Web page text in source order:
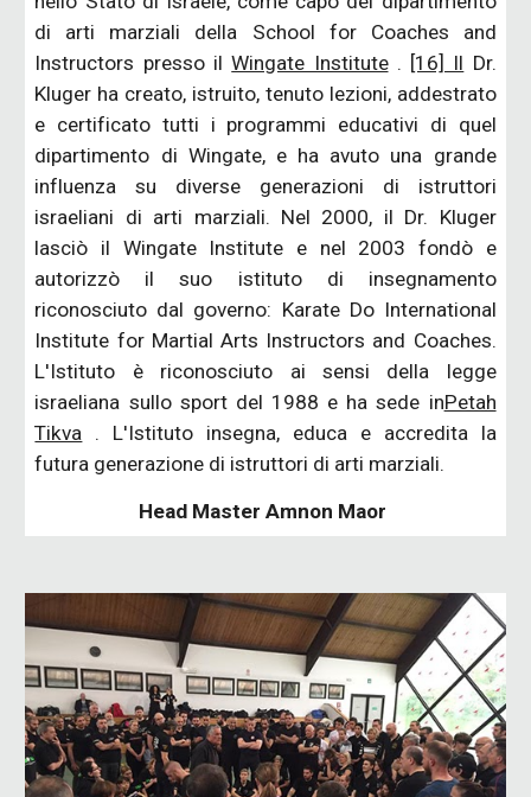
di arti marziali della School for Coaches and
Instructors presso ilWingate Institute. [16] Il Dr.
Kluger ha creato, istruito, tenuto lezioni, addestrato
e certificato tutti i programmi educativi di quel
dipartimento di Wingate, e ha avuto una grande
influenza su diverse generazioni di istruttori
israeliani di arti marziali. Nel 2000, il Dr. Kluger
lasciò il Wingate Institute e nel 2003 fondò e
autorizzò il suo istituto di insegnamento
riconosciuto dal governo: Karate Do International
Institute for Martial Arts Instructors and Coaches.
L'Istituto è riconosciuto ai sensi della legge
israeliana sullo sport del 1988 e ha sede inPetah
Tikva . L'Istituto insegna, educa e accredita la
futura generazione di istruttori di arti marziali.
Head Master Amnon Maor